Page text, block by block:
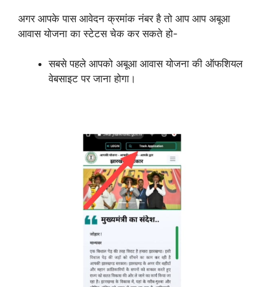
अगर आपके पास आवेदन क्रमांक नंबर है तो आप आप अबूआ
आवास योजना का स्टेटस चेक कर सकते हो-
सबसे पहले आपको अबूआ आवास योजना की ऑफशियल
वेबसाइट पर जाना होगा।